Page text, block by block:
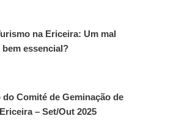
na Ericeira: Um mal
essencial?
Comité de Geminação de
– Set/Out 2025